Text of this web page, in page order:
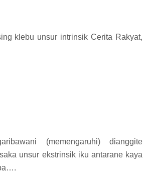
klebu unsur intrinsik Cerita Rakyat,
(memengaruhi) dianggite
unsur ekstrinsik iku antarane kaya